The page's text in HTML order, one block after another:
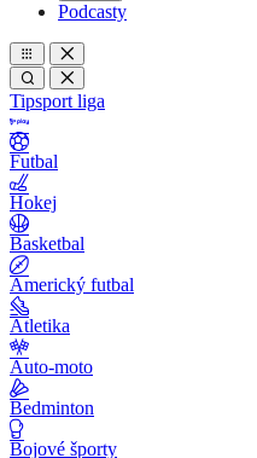
Podcasty
Tipsport liga
Futbal
Hokej
Basketbal
Americký futbal
Atletika
Auto-moto
Bedminton
Bojové športy